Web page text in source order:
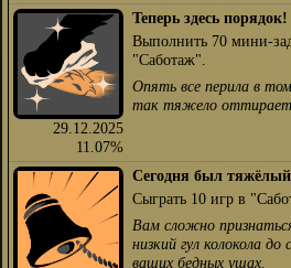
29.12.2025
11.07%
Теперь здесь порядок!
Выполнить 70 мини-
"Саботаж".
Опять все перила в
так тяжело
Сегодня был тяжёлый
Сыграть 10 игр в
Вам сложно
низкий гул колокола
ваших бедных ушах.